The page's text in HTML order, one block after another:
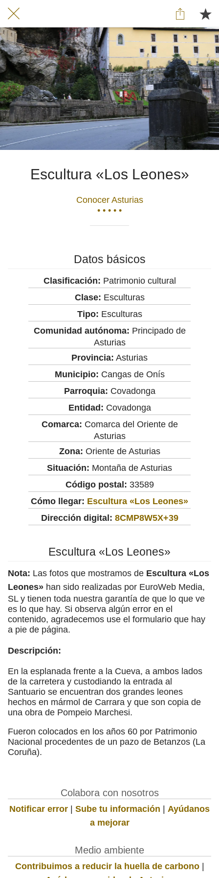
Escultura «Los Leones»
Conocer Asturias
• • • • •
Datos básicos
Clasificación: Patrimonio cultural
Clase: Esculturas
Tipo: Esculturas
Comunidad autónoma: Principado de
Asturias
Provincia: Asturias
Municipio: Cangas de Onís
Parroquia: Covadonga
Entidad: Covadonga
Comarca: Comarca del Oriente de
Asturias
Zona: Oriente de Asturias
Situación: Montaña de Asturias
Código postal: 33589
Cómo llegar: Escultura «Los Leones»
Dirección digital: 8CMP8W5X+39
Escultura «Los Leones»
Nota: Las fotos que mostramos de Escultura «Los
Leones» han sido realizadas por EuroWeb Media,
SL y tienen toda nuestra garantía de que lo que ve
es lo que hay. Si observa algún error en el
contenido, agradecemos use el formulario que hay
a pie de página.
Descripción:
En la esplanada frente a la Cueva, a ambos lados
de la carretera y custodiando la entrada al
Santuario se encuentran dos grandes leones
hechos en mármol de Carrara y que son copia de
una obra de Pompeio Marchesi.
Fueron colocados en los años 60 por Patrimonio
Nacional procedentes de un pazo de Betanzos (La
Coruña).
Colabora con nosotros
Notificar error | Sube tu información | Ayúdanos
a mejorar
Medio ambiente
Contribuimos a reducir la huella de carbono|